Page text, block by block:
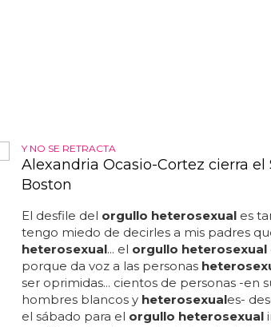
Y NO SE RETRACTA
Alexandria Ocasio-Cortez cierra el
El desfile del orgullo heterosexuales
tengo miedo de decirles a mis padres
heterosexual... elorgullo heterosexual
porque da voz a las personas
ser oprimidas... cientos de personas -en
hombres blancos yheterosexuales-